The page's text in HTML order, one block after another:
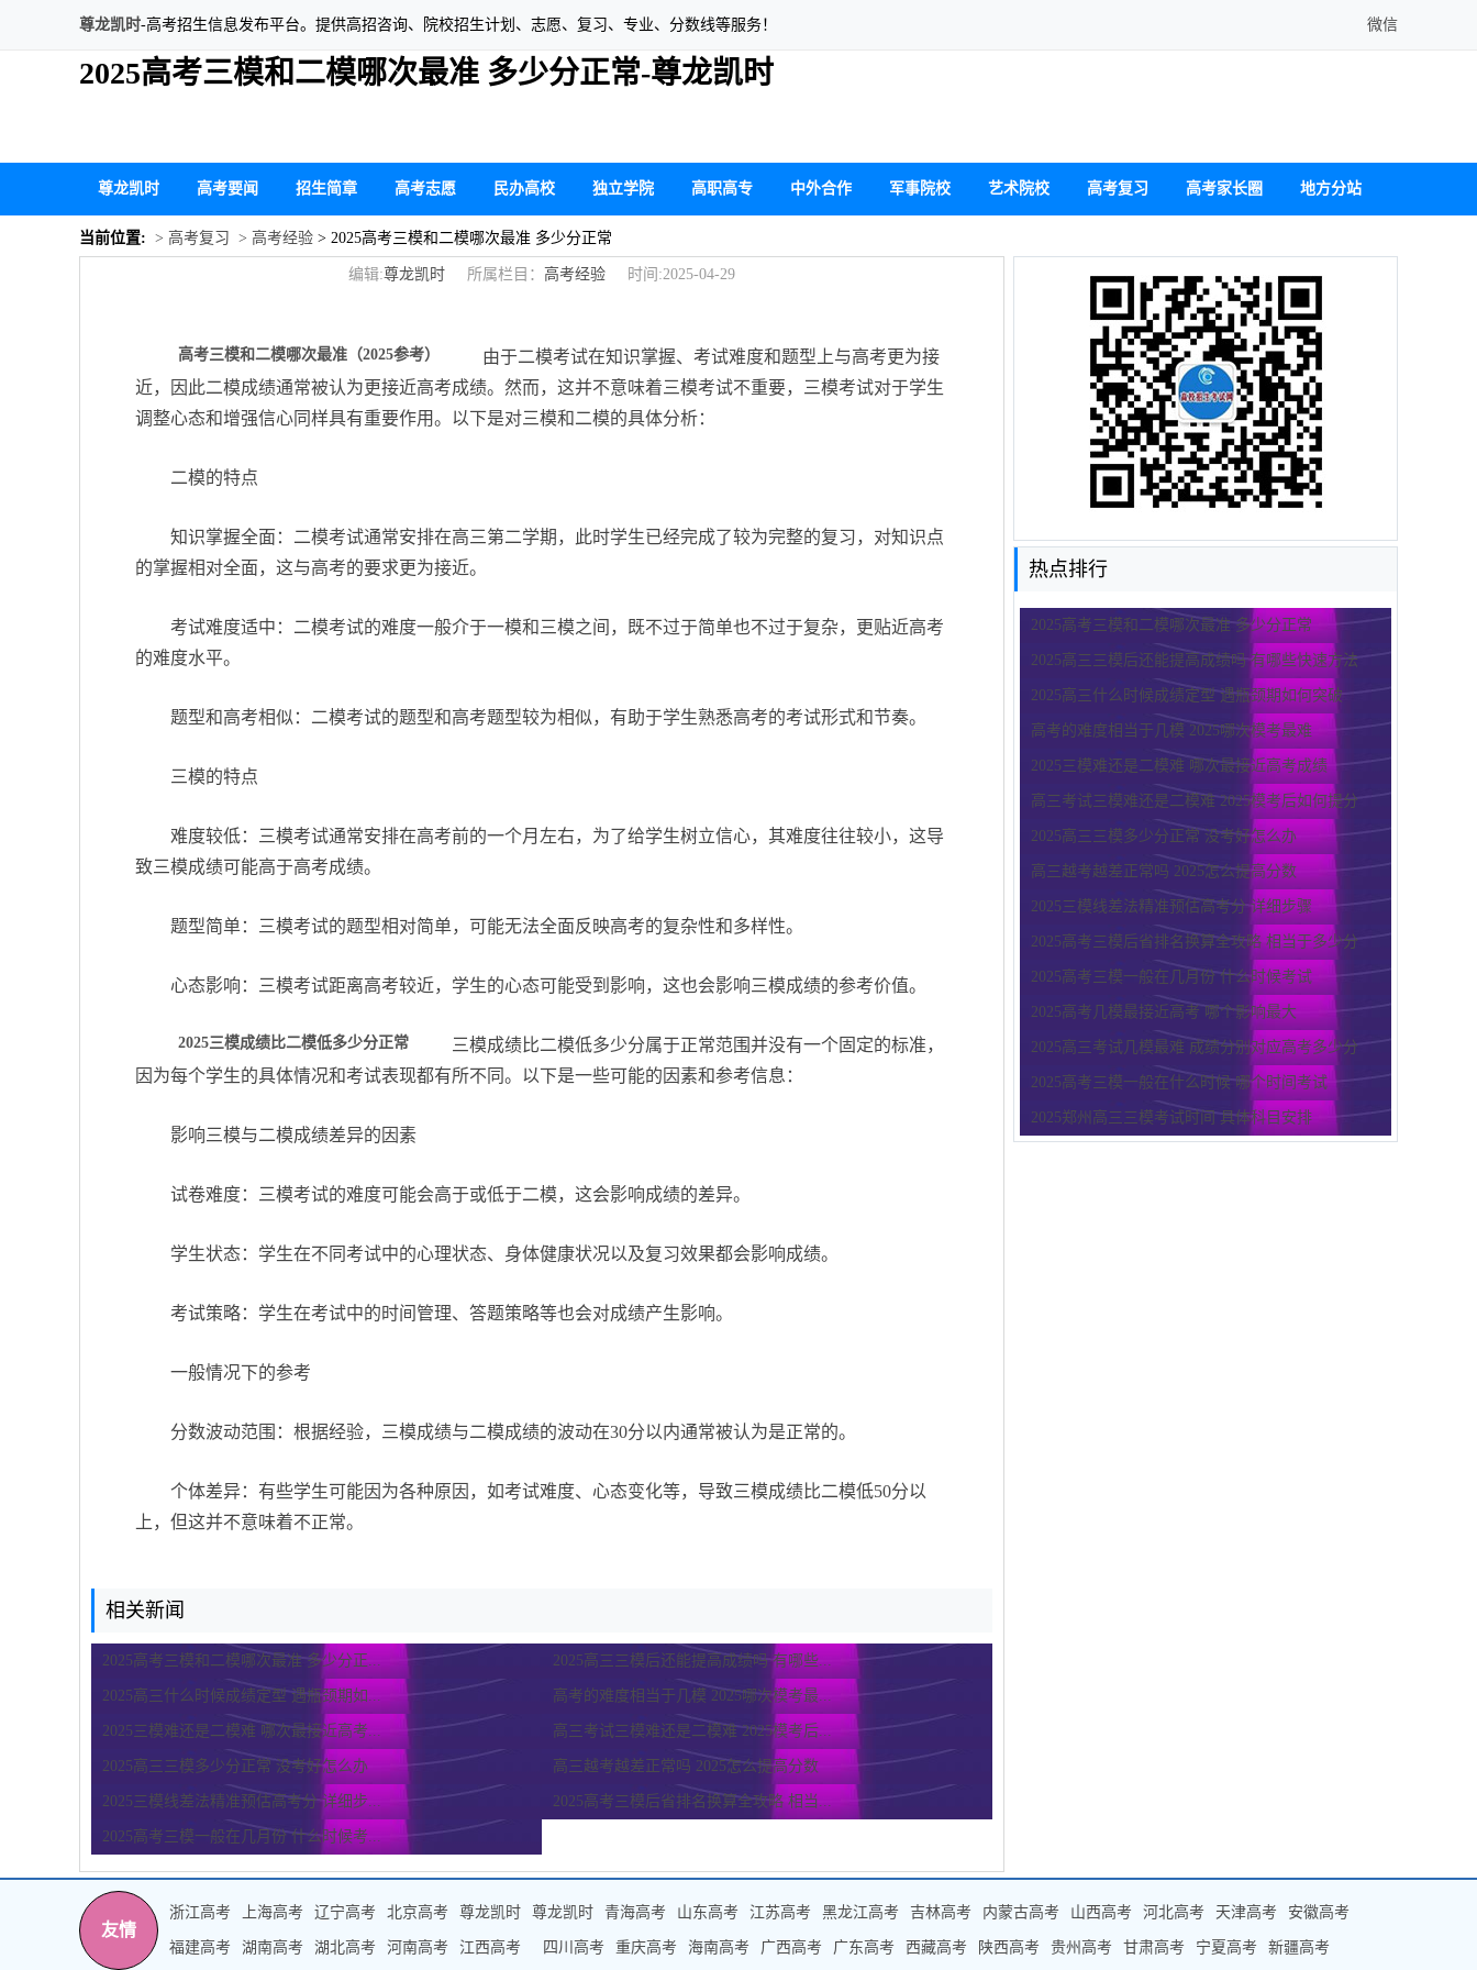
尊龙凯时-高考招生信息发布平台。提供高招咨询、院校招生计划、志愿、复习、专业、分数线等服务！ 微信
2025高考三模和二模哪次最准 多少分正常-尊龙凯时
尊龙凯时 高考要闻 招生简章 高考志愿 民办高校 独立学院 高职高专 中外合作 军事院校 艺术院校 高考复习 高考家长圈 地方分站
当前位置: > 高考复习 > 高考经验 > 2025高考三模和二模哪次最准 多少分正常
热点排行
2025高考三模和二模哪次最准 多少分正常
2025高三三模后还能提高成绩吗 有哪些快速方法
2025高三什么时候成绩定型 遇瓶颈期如何突破
高考的难度相当于几模 2025哪次模考最难
2025三模难还是二模难 哪次最接近高考成绩
高三考试三模难还是二模难 2025模考后如何提分
2025高三三模多少分正常 没考好怎么办
高三越考越差正常吗 2025怎么提高分数
2025三模线差法精准预估高考分 详细步骤
2025高考三模后省排名换算全攻略 相当于多少分
2025高考三模一般在几月份 什么时候考试
2025高考几模最接近高考 哪个影响最大
2025高三考试几模最难 成绩分别对应高考多少分
2025高考三模一般在什么时候 哪个时间考试
2025郑州高三三模考试时间 具体科目安排
编辑:尊龙凯时 所属栏目： 高考经验 时间:2025-04-29
高考三模和二模哪次最准（2025参考）
由于二模考试在知识掌握、考试难度和题型上与高考更为接
近，因此二模成绩通常被认为更接近高考成绩。然而，这并不意味着三模考试不重要，三模考试对于学生
调整心态和增强信心同样具有重要作用。以下是对三模和二模的具体分析：
二模的特点
知识掌握全面：二模考试通常安排在高三第二学期，此时学生已经完成了较为完整的复习，对知识点
的掌握相对全面，这与高考的要求更为接近。
考试难度适中：二模考试的难度一般介于一模和三模之间，既不过于简单也不过于复杂，更贴近高考
的难度水平。
题型和高考相似：二模考试的题型和高考题型较为相似，有助于学生熟悉高考的考试形式和节奏。
三模的特点
难度较低：三模考试通常安排在高考前的一个月左右，为了给学生树立信心，其难度往往较小，这导
致三模成绩可能高于高考成绩。
题型简单：三模考试的题型相对简单，可能无法全面反映高考的复杂性和多样性。
心态影响：三模考试距离高考较近，学生的心态可能受到影响，这也会影响三模成绩的参考价值。
2025三模成绩比二模低多少分正常
三模成绩比二模低多少分属于正常范围并没有一个固定的标准，
因为每个学生的具体情况和考试表现都有所不同。以下是一些可能的因素和参考信息：
影响三模与二模成绩差异的因素
试卷难度：三模考试的难度可能会高于或低于二模，这会影响成绩的差异。
学生状态：学生在不同考试中的心理状态、身体健康状况以及复习效果都会影响成绩。
考试策略：学生在考试中的时间管理、答题策略等也会对成绩产生影响。
一般情况下的参考
分数波动范围：根据经验，三模成绩与二模成绩的波动在30分以内通常被认为是正常的。
个体差异：有些学生可能因为各种原因，如考试难度、心态变化等，导致三模成绩比二模低50分以
上，但这并不意味着不正常。
相关新闻
2025高考三模和二模哪次最准 多少分正... 2025高三三模后还能提高成绩吗 有哪些...
2025高三什么时候成绩定型 遇瓶颈期如... 高考的难度相当于几模 2025哪次模考最...
2025三模难还是二模难 哪次最接近高考... 高三考试三模难还是二模难 2025模考后...
2025高三三模多少分正常 没考好怎么办 高三越考越差正常吗 2025怎么提高分数
2025三模线差法精准预估高考分 详细步... 2025高考三模后省排名换算全攻略 相当...
2025高考三模一般在几月份 什么时候考...
友情
浙江高考 上海高考 辽宁高考 北京高考 尊龙凯时 尊龙凯时 青海高考 山东高考 江苏高考 黑龙江高考 吉林高考 内蒙古高考 山西高考 河北高考 天津高考 安徽高考
福建高考 湖南高考 湖北高考 河南高考 江西高考 四川高考 重庆高考 海南高考 广西高考 广东高考 西藏高考 陕西高考 贵州高考 甘肃高考 宁夏高考 新疆高考